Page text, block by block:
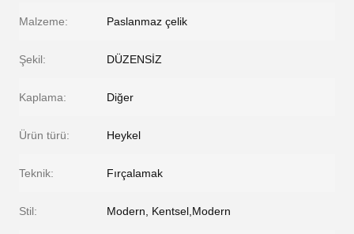
Malzeme: Paslanmaz çelik
Şekil: DÜZENSİZ
Kaplama: Diğer
Ürün türü: Heykel
Teknik: Fırçalamak
Stil: Modern, Kentsel,Modern